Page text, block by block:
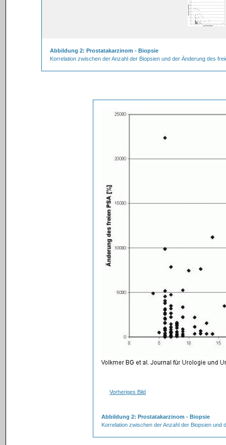
Abbildung 2: Prostatakarzinom - Biopsie
Korrelation zwischen der Anzahl der Biopsien und der Änderung des
Vorheriges Bild
Abbildung 2: Prostatakarzinom - Biopsie
Korrelation zwischen der Anzahl der Biopsien